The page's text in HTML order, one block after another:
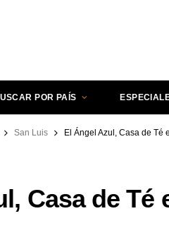
POR PAÍS
San Luis El Ángel Azul, Casa de Té
Casa de Té